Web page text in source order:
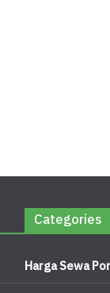
Categories
Harga Sewa